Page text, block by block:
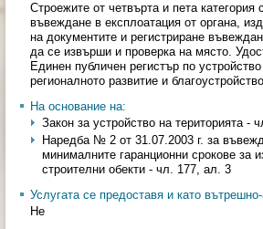
Строежите от четвърта и пета
въвеждане в експлоатация от органа,
на документите и регистриране
да се извърши и проверка на място.
Единен публичен регистър по
регионалното развитие и
На основание на:
Закон за устройство на територията -
Наредба № 2 от 31.07.2003 г. за
минималните гаранционни срокове за
строителни обекти - чл. 177, ал. 3
Услугата се предоставя и като
Не